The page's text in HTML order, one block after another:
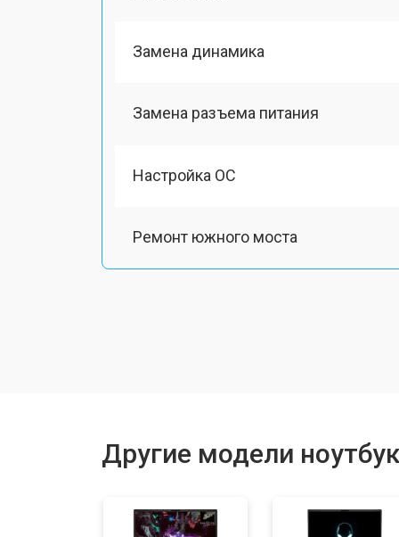
Замена динамика
Замена разъема питания
Настройка ОС
Ремонт южного моста
Другие модели